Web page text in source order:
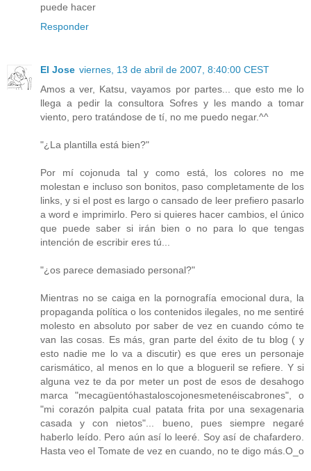
puede hacer
Responder
El Jose viernes, 13 de abril de 2007, 8:40:00 CEST
Amos a ver, Katsu, vayamos por partes... que esto me lo
llega a pedir la consultora Sofres y les mando a tomar
viento, pero tratándose de tí, no me puedo negar.^^
"¿La plantilla está bien?"
Por mí cojonuda tal y como está, los colores no me
molestan e incluso son bonitos, paso completamente de los
links, y si el post es largo o cansado de leer prefiero pasarlo
a word e imprimirlo. Pero si quieres hacer cambios, el único
que puede saber si irán bien o no para lo que tengas
intención de escribir eres tú...
"¿os parece demasiado personal?"
Mientras no se caiga en la pornografía emocional dura, la
propaganda política o los contenidos ilegales, no me sentiré
molesto en absoluto por saber de vez en cuando cómo te
van las cosas. Es más, gran parte del éxito de tu blog ( y
esto nadie me lo va a discutir) es que eres un personaje
carismático, al menos en lo que a blogueril se refiere. Y si
alguna vez te da por meter un post de esos de desahogo
marca "mecagüentóhastaloscojonesmetenéiscabrones", o
"mi corazón palpita cual patata frita por una sexagenaria
casada y con nietos"... bueno, pues siempre negaré
haberlo leído. Pero aún así lo leeré. Soy así de chafardero.
Hasta veo el Tomate de vez en cuando, no te digo más.O_o